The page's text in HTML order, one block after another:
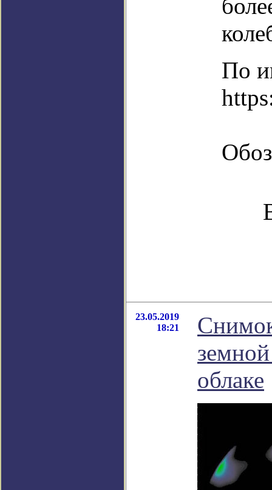
По
23.05.2019
18:21
облаке